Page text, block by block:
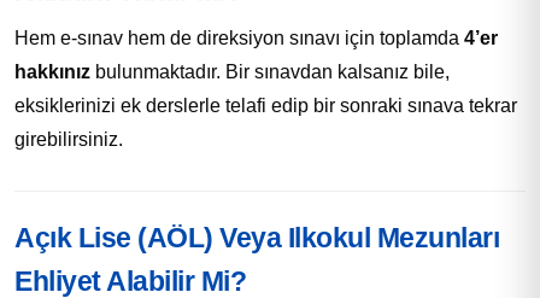
Hem e-sınav hem de direksiyon sınavı için toplamda 4’er
hakkınız bulunmaktadır. Bir sınavdan kalsanız bile,
eksiklerinizi ek derslerle telafi edip bir sonraki sınava tekrar
girebilirsiniz.
Açık Lise (AÖL) Veya Ilkokul Mezunları
Ehliyet Alabilir Mi?